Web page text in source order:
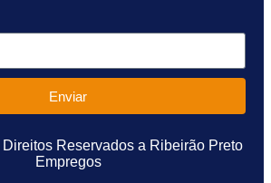
Enviar
Reservados a Ribeirão Preto
Empregos